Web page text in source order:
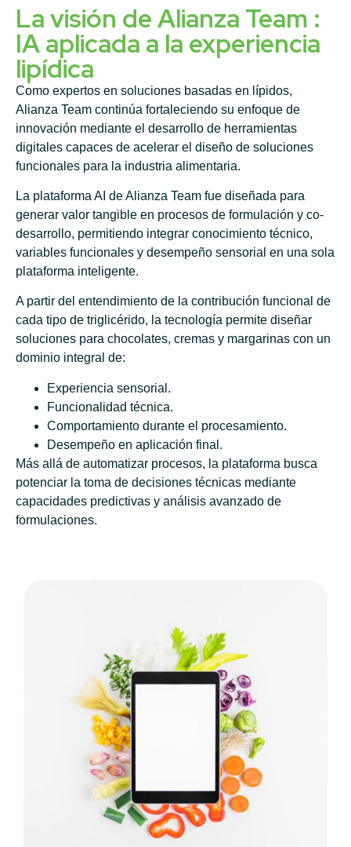
La visión de Alianza Team :
IA aplicada a la experiencia
lipídica
Como expertos en soluciones basadas en lípidos,
Alianza Team continúa fortaleciendo su enfoque de
innovación mediante el desarrollo de herramientas
digitales capaces de acelerar el diseño de soluciones
funcionales para la industria alimentaria.
La plataforma AI de Alianza Team fue diseñada para
generar valor tangible en procesos de formulación y co-
desarrollo, permitiendo integrar conocimiento técnico,
variables funcionales y desempeño sensorial en una sola
plataforma inteligente.
A partir del entendimiento de la contribución funcional de
cada tipo de triglicérido, la tecnología permite diseñar
soluciones para chocolates, cremas y margarinas con un
dominio integral de:
Experiencia sensorial.
Funcionalidad técnica.
Comportamiento durante el procesamiento.
Desempeño en aplicación final.
Más allá de automatizar procesos, la plataforma busca
potenciar la toma de decisiones técnicas mediante
capacidades predictivas y análisis avanzado de
formulaciones.